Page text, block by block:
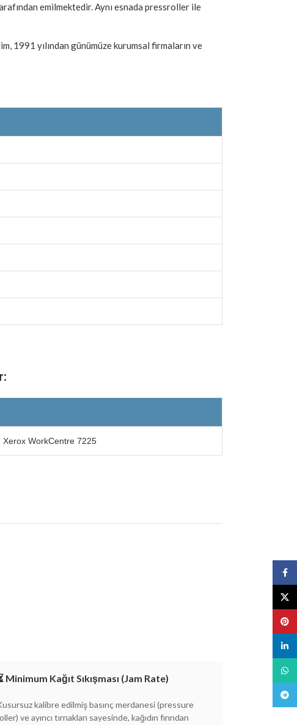
emilmektedir. Aynı esnada pressroller ile
1991 yılından günümüze kurumsal firmaların ve
WorkCentre 7225
Minimum Kağıt Sıkışması (Jam Rate)
kalibre edilmiş basınç merdanesi (pressure
ve ayırıcı tırnakları sayesinde, kağıdın fırından